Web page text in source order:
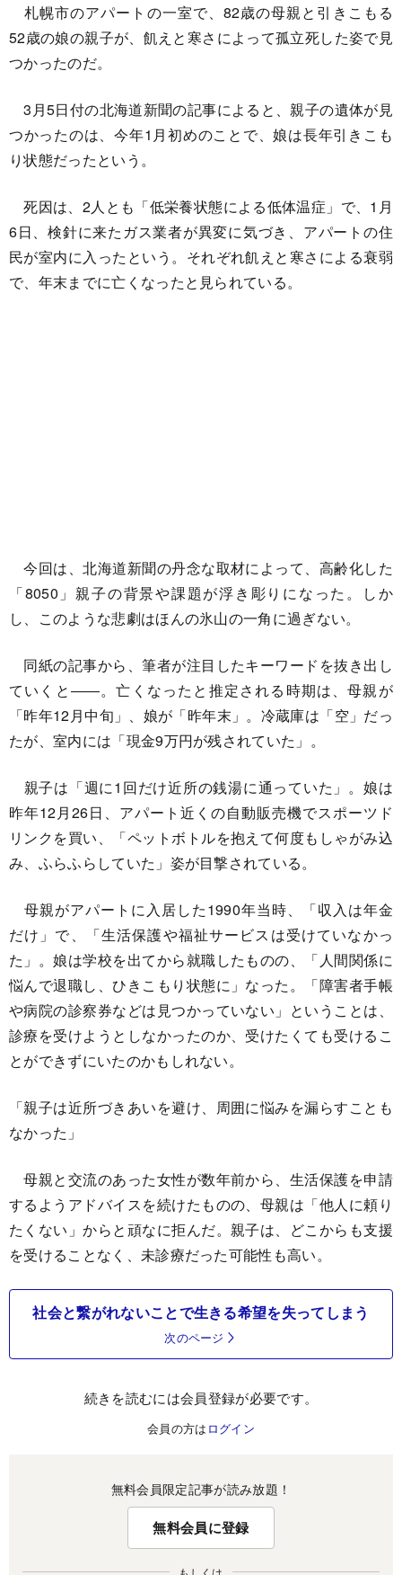
札幌市のアパートの一室で、82歳の母親と引きこもる
52歳の娘の親子が、飢えと寒さによって孤立死した姿で見
つかったのだ。
3月5日付の北海道新聞の記事によると、親子の遺体が見
つかったのは、今年1月初めのことで、娘は長年引きこも
り状態だったという。
死因は、2人とも「低栄養状態による低体温症」で、1月
6日、検針に来たガス業者が異変に気づき、アパートの住
民が室内に入ったという。それぞれ飢えと寒さによる衰弱
で、年末までに亡くなったと見られている。
今回は、北海道新聞の丹念な取材によって、高齢化した
「8050」親子の背景や課題が浮き彫りになった。しか
し、このような悲劇はほんの氷山の一角に過ぎない。
同紙の記事から、筆者が注目したキーワードを抜き出し
ていくと――。亡くなったと推定される時期は、母親が
「昨年12月中旬」、娘が「昨年末」。冷蔵庫は「空」だっ
たが、室内には「現金9万円が残されていた」。
親子は「週に1回だけ近所の銭湯に通っていた」。娘は
昨年12月26日、アパート近くの自動販売機でスポーツド
リンクを買い、「ペットボトルを抱えて何度もしゃがみ込
み、ふらふらしていた」姿が目撃されている。
母親がアパートに入居した1990年当時、「収入は年金
だけ」で、「生活保護や福祉サービスは受けていなかっ
た」。娘は学校を出てから就職したものの、「人間関係に
悩んで退職し、ひきこもり状態に」なった。「障害者手帳
や病院の診察券などは見つかっていない」ということは、
診療を受けようとしなかったのか、受けたくても受けるこ
とができずにいたのかもしれない。
「親子は近所づきあいを避け、周囲に悩みを漏らすことも
なかった」
母親と交流のあった女性が数年前から、生活保護を申請
するようアドバイスを続けたものの、母親は「他人に頼り
たくない」からと頑なに拒んだ。親子は、どこからも支援
を受けることなく、未診療だった可能性も高い。
社会と繋がれないことで生きる希望を失ってしまう
次のページ
続きを読むには会員登録が必要です。
会員の方は ログイン
無料会員限定記事が読み放題！
無料会員に登録
もしくは